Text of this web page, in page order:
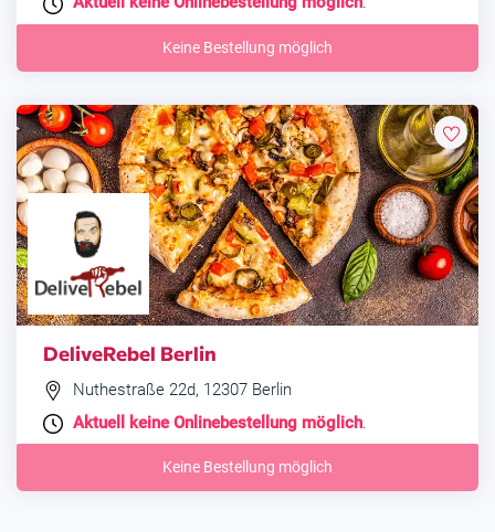
Keine Bestellung möglich
DeliveRebel Berlin
Nuthestraße 22d, 12307 Berlin
Aktuell keine Onlinebestellung möglich
Keine Bestellung möglich